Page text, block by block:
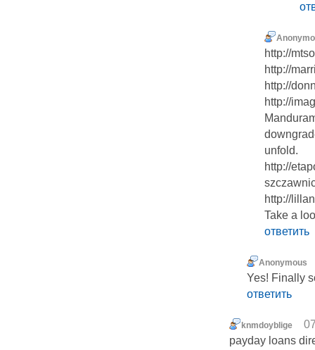
http://
http://
http://
http://
unfold.
http://
http://
Take a
ответить
Anonymous
ответить
knmdoyblige
payday loans